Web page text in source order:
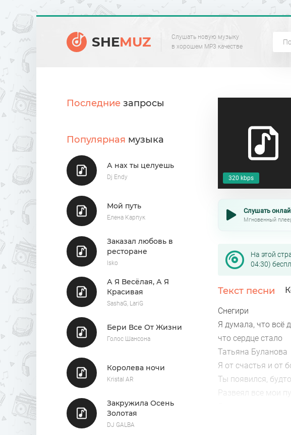
SHEMUZ
Слушать новую музыку
в хорошем MP3 качестве
Последние запросы
Популярная музыка
А нах ты целуешь
Dj Endy
Мой путь
Елена Карпук
Заказал любовь в
ресторане
Isko
А Я Весёлая, А Я
Красивая
SashaG, LariG
Бери Все От Жизни
Голос Шансона
Королева ночи
Kristal AR
Закружила Осень
Золотая
DJ GALBA
320 kbps
Слушать
Мгновенный
На этой
04:30)
Текст песни
Снегири
Я думала, что всё
что сердце стало
Татьяна Буланова
Я от счастья и от
Ты появился,
Развеял все мои